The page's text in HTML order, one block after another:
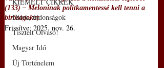
Hírek, újdonságok
Tisztelt Olvasó!
Magyar Idő
Új Történelem
(133) ‒ Meloninak politkamentessé kell tenni a
bíróságokat
Frissítve: 2025. nov. 26.